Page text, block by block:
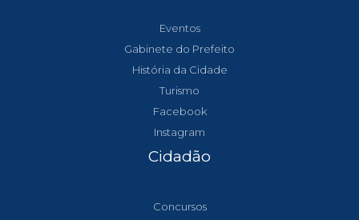
Eventos
Gabinete do Prefeito
História da Cidade
Turismo
Facebook
Instagram
Cidadão
Concursos